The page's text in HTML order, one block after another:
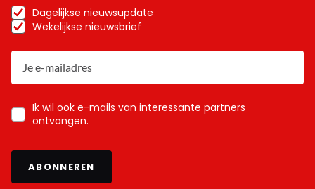
Dagelijkse nieuwsupdate
Wekelijkse nieuwsbrief
Ik wil ook e-mails van interessante partners
ontvangen.
ABONNEREN